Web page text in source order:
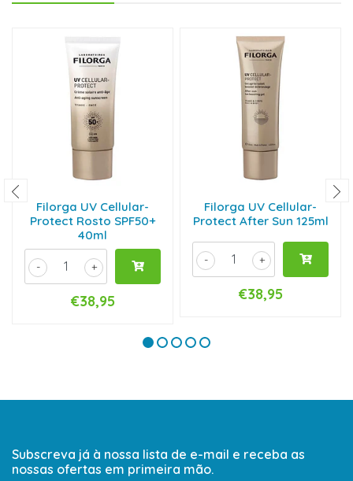
Filorga UV Cellular-
Protect Rosto SPF50+
40ml
+
-
€38,95
Filorga UV Cellular-
Protect After Sun 125ml
+
-
€38,95
Subscreva já à nossa lista de e-mail e receba as
nossas ofertas em primeira mão.